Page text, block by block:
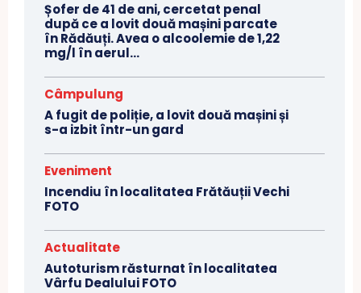
Șofer de 41 de ani, cercetat penal
după ce a lovit două mașini parcate
în Rădăuți. Avea o alcoolemie de 1,22
mg/l în aerul...
Câmpulung
A fugit de poliție, a lovit două mașini și
s-a izbit într-un gard
Eveniment
Incendiu în localitatea Frătăuții Vechi
FOTO
Actualitate
Autoturism răsturnat în localitatea
Vârfu Dealului FOTO